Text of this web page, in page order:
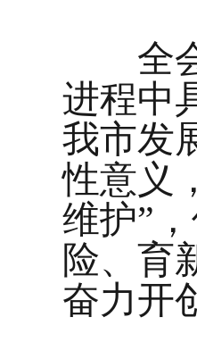
全会
进程中
我市发
性意义
维护”
险、育
奋力开